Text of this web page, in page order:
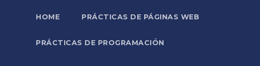
HOME PRÁCTICAS DE PÁGINAS WEB
PRÁCTICAS DE PROGRAMACIÓN